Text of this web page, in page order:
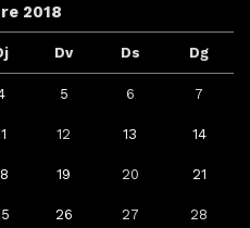
2018
Dv Ds Dg
5 6 7
12 13 14
19 20 21
26 27 28